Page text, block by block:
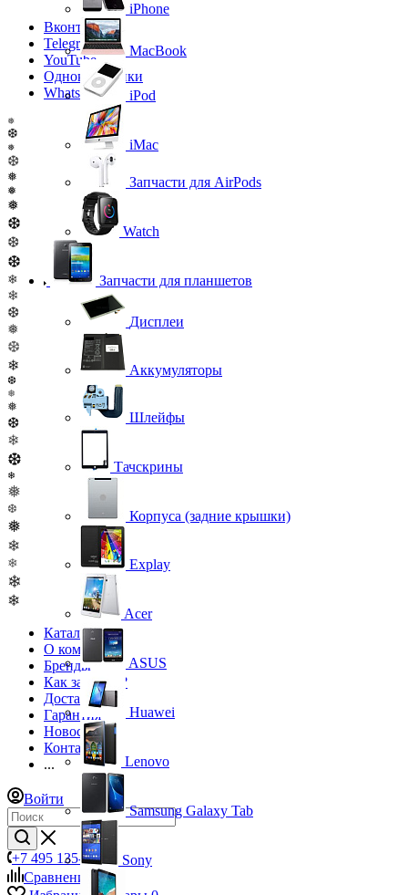
Вконтакте
Telegram
YouTube
Одноклассники
WhatsApp
❅
❆
❅
❆
❅
❅
❅
❆
❆
❆
❄
❄
❆
❅
❆
❄
❆
❅
❅
❆
❄
❆
❄
❅
❆
❅
❄
❄
❄
❄
Каталог
О компании
Бренды
Как заказать?
Доставка
Гарантия
Новости
Контакты
...
Войти
+7 495 135-39-43
Сравнение
0
iPhone
MacBook
iPod
iMac
Запчасти для AirPods
Watch
Запчасти для планшетов
Дисплеи
Аккумуляторы
Шлейфы
Тачскрины
Корпуса (задние крышки)
Explay
Acer
ASUS
Huawei
Lenovo
Samsung Galaxy Tab
Sony